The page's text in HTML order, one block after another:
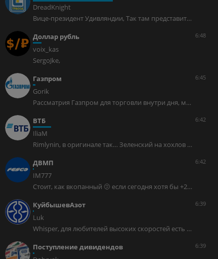
DreadKnight
Вице-президент Удивляндии, Так там представители ПЗ написали, что мол — смотрите в бизнесе беда, все бабло на сбор урожая, потом попробуем рассчитаться. Что нам написал ЕТ по ситуации — только то, что биржа ошиблась в 2 моментах… ну, мы это итак знали…
Доллар рубль
voix_kas
SergoJke,
6:48
Газпром
Gorik
Рассматрия Газпром для торговли внутри дня, можно выделить сформировавшуюся вчера локальную поддержку 94.39 для открытия шорта при её пробоя и задействуя при этом сопротивление 96.33, после 10 ч.
6:45
ВТБ
IliaM
Rimlynin, в оригинале так… Зеленский на хохлов ругался матом Мечтал искоренить их нацию Но так и не пришла повестка на дом И он не переосмыслил ситуацию
6:42
ДВМП
IM777
Стоит, как вкопанный 🫤 если сегодня хотя бы +2% даст на лысо побреюсь …
6:42
КуйбышевАзот
Luk
Whisper, для любителей высоких скоростей есть Самолет ))
6:39
Поступление дивидендов
6:39